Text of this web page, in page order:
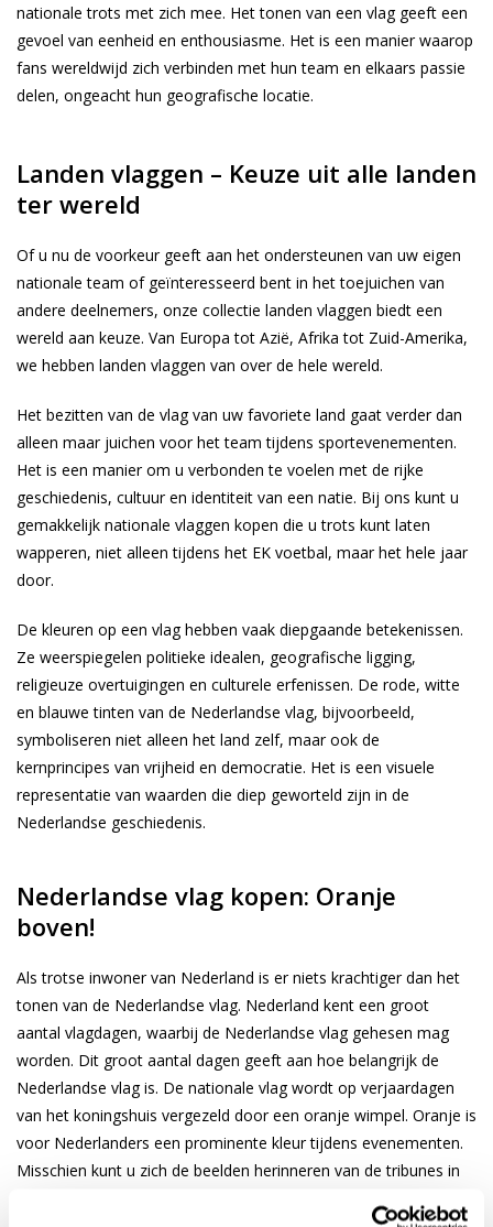
nationale trots met zich mee. Het tonen van een vlag geeft een
gevoel van eenheid en enthousiasme. Het is een manier waarop
fans wereldwijd zich verbinden met hun team en elkaars passie
delen, ongeacht hun geografische locatie.
Landen vlaggen – Keuze uit alle landen
ter wereld
Of u nu de voorkeur geeft aan het ondersteunen van uw eigen
nationale team of geïnteresseerd bent in het toejuichen van
andere deelnemers, onze collectie landen vlaggen biedt een
wereld aan keuze. Van Europa tot Azië, Afrika tot Zuid-Amerika,
we hebben landen vlaggen van over de hele wereld.
Het bezitten van de vlag van uw favoriete land gaat verder dan
alleen maar juichen voor het team tijdens sportevenementen.
Het is een manier om u verbonden te voelen met de rijke
geschiedenis, cultuur en identiteit van een natie. Bij ons kunt u
gemakkelijk nationale vlaggen kopen die u trots kunt laten
wapperen, niet alleen tijdens het EK voetbal, maar het hele jaar
door.
De kleuren op een vlag hebben vaak diepgaande betekenissen.
Ze weerspiegelen politieke idealen, geografische ligging,
religieuze overtuigingen en culturele erfenissen. De rode, witte
en blauwe tinten van de Nederlandse vlag, bijvoorbeeld,
symboliseren niet alleen het land zelf, maar ook de
kernprincipes van vrijheid en democratie. Het is een visuele
representatie van waarden die diep geworteld zijn in de
Nederlandse geschiedenis.
Nederlandse vlag kopen: Oranje
boven!
Als trotse inwoner van Nederland is er niets krachtiger dan het
tonen van de Nederlandse vlag. Nederland kent een groot
aantal vlagdagen, waarbij de Nederlandse vlag gehesen mag
worden. Dit groot aantal dagen geeft aan hoe belangrijk de
Nederlandse vlag is. De nationale vlag wordt op verjaardagen
van het koningshuis vergezeld door een oranje wimpel. Oranje is
voor Nederlanders een prominente kleur tijdens evenementen.
Misschien kunt u zich de beelden herinneren van de tribunes in